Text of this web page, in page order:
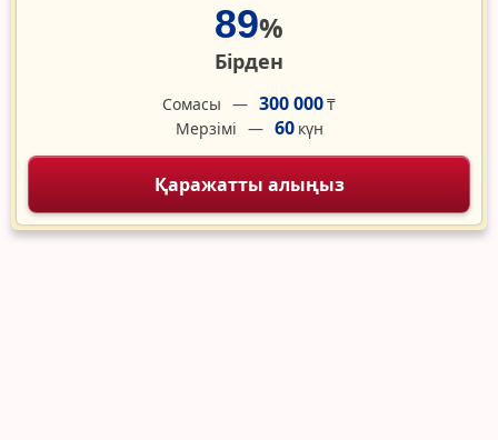
89%
Бірден
Сомасы 300 000₸
Мерзімі
60 күн
Қаражатты алыңыз